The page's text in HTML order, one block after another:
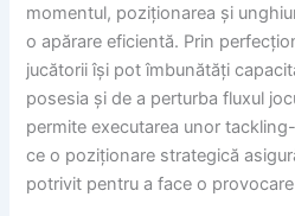
momentul, poziționarea și
o apărare eficientă. Prin
jucătorii își pot îmbunătăți
posesia și de a perturba fluxul
permite executarea unor
ce o poziționare strategică
potrivit pentru a face o